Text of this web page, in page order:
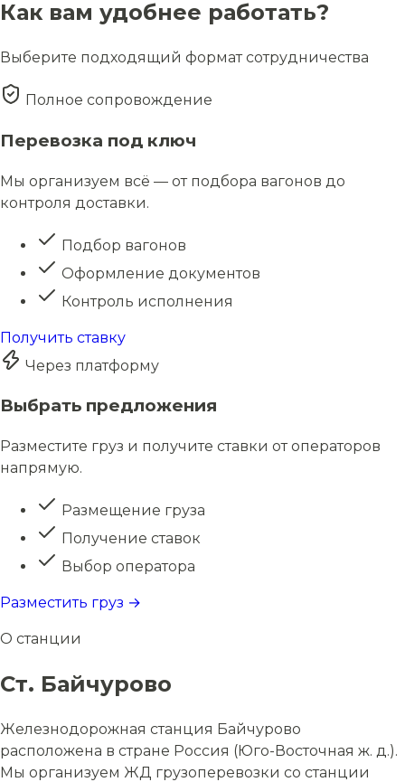
Как вам удобнее работать?
Выберите подходящий формат сотрудничества
Полное сопровождение
Перевозка под ключ
Мы организуем всё — от подбора вагонов до
контроля доставки.
Подбор вагонов
Оформление документов
Контроль исполнения
Получить ставку
Через платформу
Выбрать предложения
Разместите груз и получите ставки от операторов
напрямую.
Размещение груза
Получение ставок
Выбор оператора
Разместить груз →
О станции
Ст. Байчурово
Железнодорожная станция Байчурово
расположена в стране Россия (Юго-Восточная ж. д.).
Мы организуем ЖД грузоперевозки со станции